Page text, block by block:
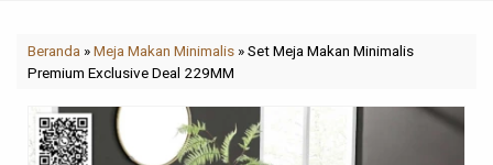
Beranda »Meja Makan Minimalis »Set Meja Makan Minimalis
Premium Exclusive Deal 229MM